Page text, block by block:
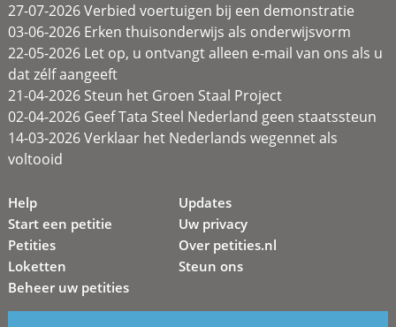
27-07-2026 Verbied voertuigen bij een demonstratie
03-06-2026 Erken thuisonderwijs als onderwijsvorm
22-05-2026 Let op, u ontvangt alleen e-mail van ons als u
dat zélf aangeeft
21-04-2026 Steun het Groen Staal Project
02-04-2026 Geef Tata Steel Nederland geen staatssteun
14-03-2026 Verklaar het Nederlands wegennet als
voltooid
Help
Start een petitie
Petities
Loketten
Beheer uw petities
Updates
Uw privacy
Over petities.nl
Steun ons